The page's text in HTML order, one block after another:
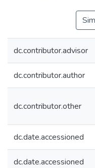
dc.contributor.advisor
dc.contributor.author
dc.contributor.other
dc.date.accessioned
dc.date.accessioned